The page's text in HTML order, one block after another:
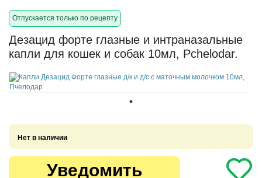
Отпускается только по рецепту
Дезацид форте глазные и интраназальные
капли для кошек и собак 10мл, Pchelodar.
Нет в наличии
Уведомить